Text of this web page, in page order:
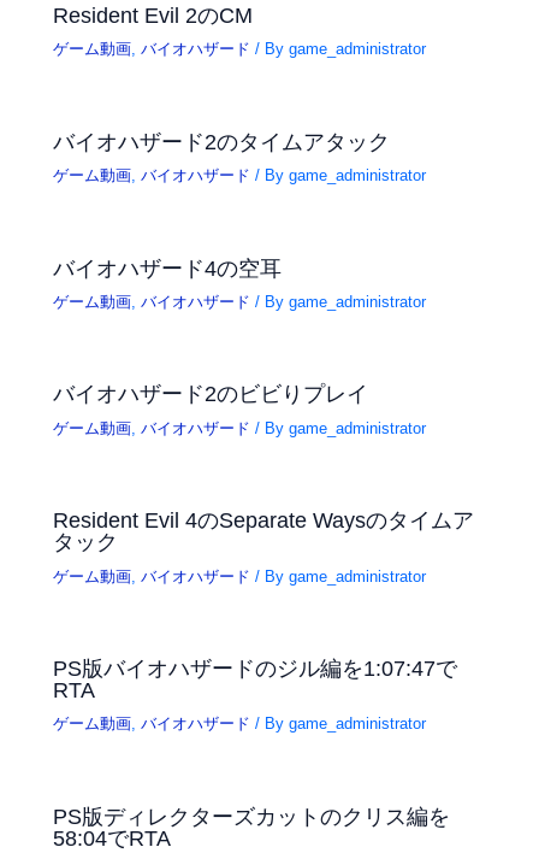
Resident Evil 2のCM
ゲーム動画 ,バイオハザード / Bygame_administrator
バイオハザード2のタイムアタック
ゲーム動画 ,バイオハザード / Bygame_administrator
バイオハザード4の空耳
ゲーム動画 ,バイオハザード / Bygame_administrator
バイオハザード2のビビりプレイ
ゲーム動画 ,バイオハザード / Bygame_administrator
Resident Evil 4のSeparate Waysのタイムア
タック
ゲーム動画 ,バイオハザード / Bygame_administrator
PS版バイオハザードのジル編を1:07:47で
RTA
ゲーム動画,バイオハザード / Bygame_administrator
PS版ディレクターズカットのクリス編を
58:04でRTA